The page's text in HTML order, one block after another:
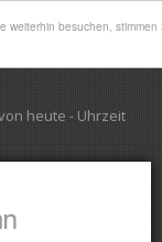
weiterhin besuchen, stimmen
heute - Uhrzeit